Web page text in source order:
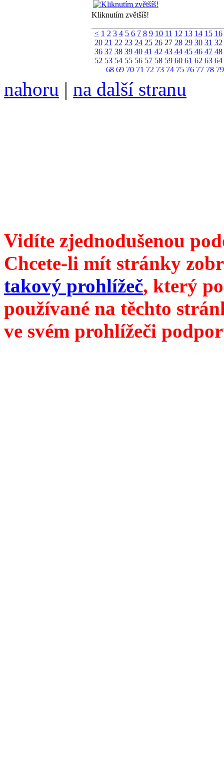
Kliknutím zvětšíš!
< 1 2 3 4 5 6 7 8 9 10 11 12 13 14 15 16
20 21 22 23 24 25 2627 28 29 30 31 32
36 37 38 39 40 41 42 43 44 45 46 47 48
52 53 54 55 56 57 58 59 60 61 62 63 64
68 69 70 71 72 73 74 75 76 77 78 79
nahoru | na další stranu
Vidíte zjednodušenou
Chcete-li mít stránky
takový prohlížeč, který
používané na těchto
ve svém prohlížeči